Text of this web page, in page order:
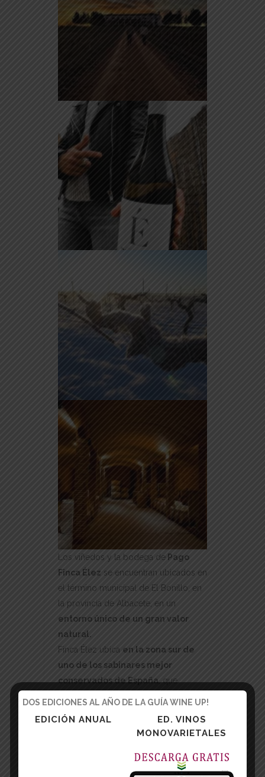
Los viñedos y la bodega de Pago
Finca Élez se encuentran ubicados en
el término municipal de El Bonillo, en
la provincia de Albacete, en un
entorno único de un gran valor
natural.
Finca Élez ubica en la zona sur de
uno de los sabinares mejor
conservados de España, que
alberga miles de ejemplares
de El Bonillo, que integra
la Red Natura 2000 y en la que son
DOS EDICIONES AL AÑO DE LA GUÍA WINE UP!
EDICIÓN ANUAL
ED. VINOS
MONOVARIETALES